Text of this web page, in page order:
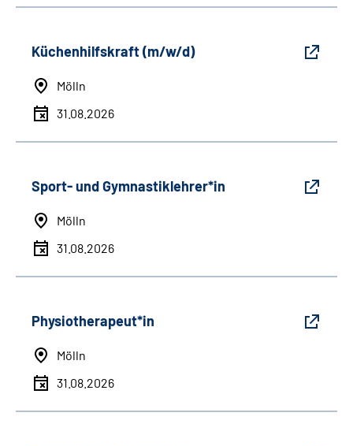
Küchenhilfskraft (m/w/d)
Mölln
31.08.2026
Sport- und Gymnastiklehrer*in
Mölln
31.08.2026
Physiotherapeut*in
Mölln
31.08.2026